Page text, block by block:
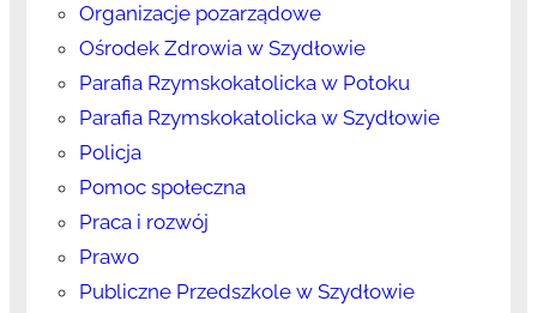
Organizacje pozarządowe
Ośrodek Zdrowia w Szydłowie
Parafia Rzymskokatolicka w Potoku
Parafia Rzymskokatolicka w Szydłowie
Policja
Pomoc społeczna
Praca i rozwój
Prawo
Publiczne Przedszkole w Szydłowie